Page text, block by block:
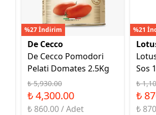
%27 İndirim
De Cecco
De Cecco Pomodori
Pelati Domates 2.5Kg
₺ 5,930.00
₺ 4,300.00
₺ 860.00 / Adet
%21
Sos
₺
₺
₺